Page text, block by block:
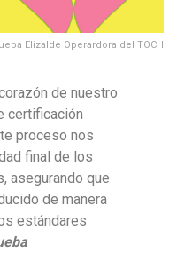
Elizalde Operardora del TOCH
de nuestro
certificación
proceso nos
final de los
asegurando que
de manera
estándares